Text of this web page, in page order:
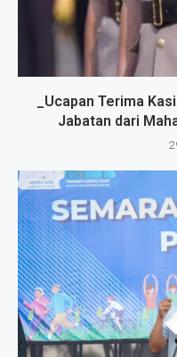
_Ucapan Terima
Jabatan dari